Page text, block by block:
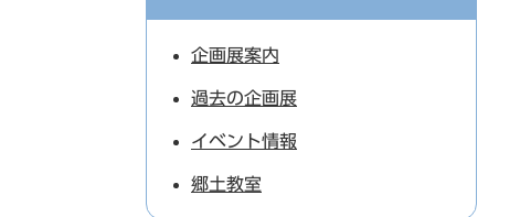
企画展案内
過去の企画展
イベント情報
郷土教室